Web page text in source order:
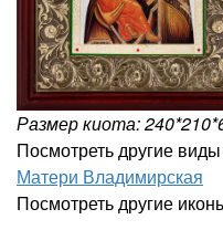
Размер киота:
Посмотреть другие
Матери Владимирская
Посмотреть другие